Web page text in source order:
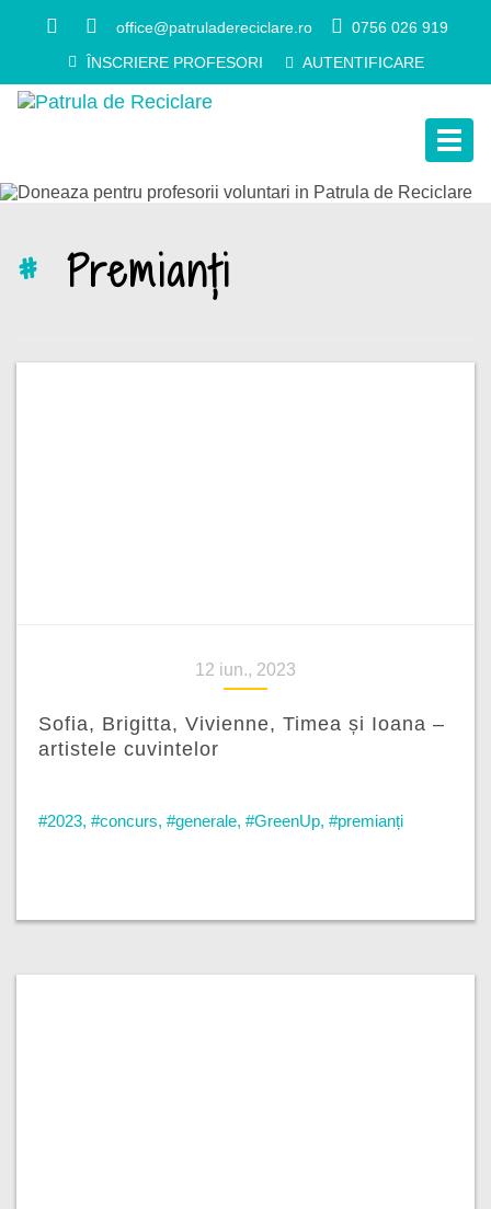
office@patruladereciclare.ro
0756 026 919
ÎNSCRIERE PROFESORI
AUTENTIFICARE
# Premianți
12 iun., 2023
Sofia, Brigitta, Vivienne, Timea și Ioana –
artistele cuvintelor
#2023, #concurs, #generale, #GreenUp, #premianți